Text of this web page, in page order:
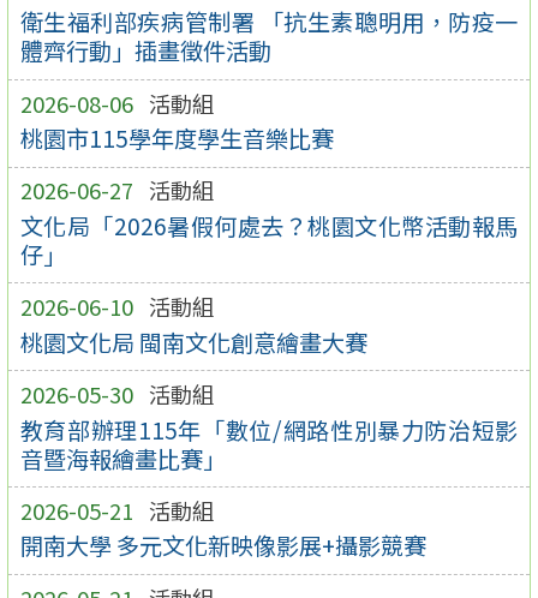
衛生福利部疾病管制署 「抗生素聰明用，防疫一
體齊行動」插畫徵件活動
2026-08-06 活動組
桃園市115學年度學生音樂比賽
2026-06-27 活動組
文化局「2026暑假何處去？桃園文化幣活動報馬
仔」
2026-06-10 活動組
桃園文化局 閩南文化創意繪畫大賽
2026-05-30 活動組
教育部辦理115年「數位/網路性別暴力防治短影
音暨海報繪畫比賽」
2026-05-21 活動組
開南大學 多元文化新映像影展+攝影競賽